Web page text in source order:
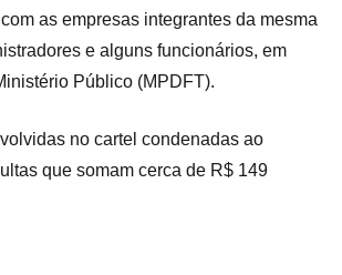
as empresas integrantes da mesma
e alguns funcionários, em
Público (MPDFT).
no cartel condenadas ao
que somam cerca de R$ 149